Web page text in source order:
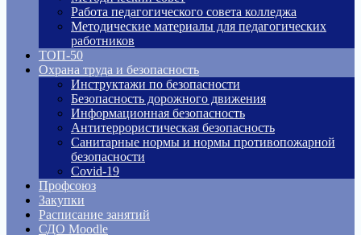
Работа педагогического совета колледжа
Методические материалы для педагогических
работников
ТОП-50
Охрана труда и безопасность
Инструктажи по безопасности
Безопасность дорожного движения
Информационная безопасность
Антитеррористическая безопасность
Санитарные нормы и нормы противопожарной
безопасности
Covid-19
Профсоюз
Закупки
Расписание занятий
СДО Moodle